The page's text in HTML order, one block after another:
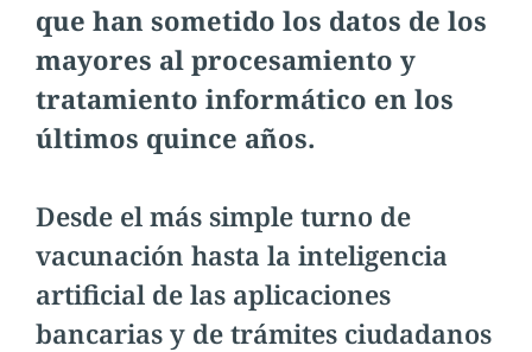
que han sometido los datos de los
mayores al procesamiento y
tratamiento informático en los
últimos quince años.
Desde el más simple turno de
vacunación hasta la inteligencia
artificial de las aplicaciones
bancarias y de trámites ciudadanos